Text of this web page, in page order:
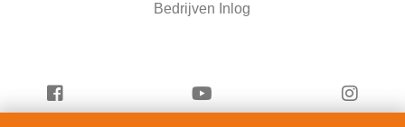
Bedrijven Inlog